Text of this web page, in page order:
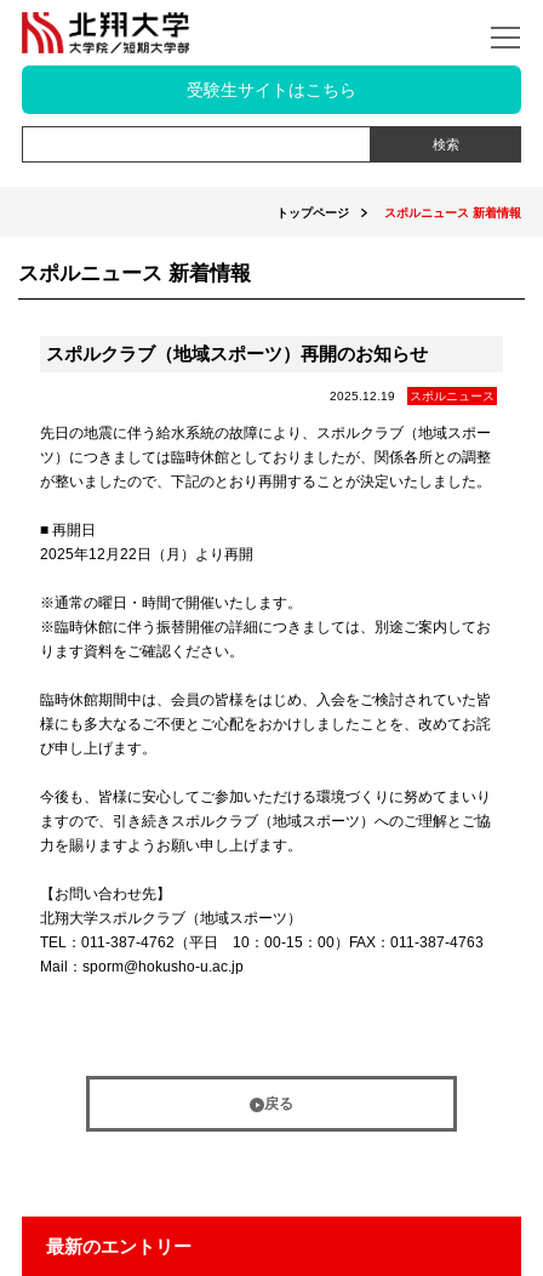
受験生サイトはこちら
トップページ スポルニュース 新着情報
最新のエントリー
スポルニュース 新着情報
スポルクラブ（地域スポーツ）再開のお知らせ
2025.12.19 スポルニュース
先日の地震に伴う給水系統の故障により、スポルクラブ（地域スポー
ツ）につきましては臨時休館としておりましたが、関係各所との調整
が整いましたので、下記のとおり再開することが決定いたしました。
■ 再開日
2025年12月22日（月）より再開
※通常の曜日・時間で開催いたします。
※臨時休館に伴う振替開催の詳細につきましては、別途ご案内してお
ります資料をご確認ください。
臨時休館期間中は、会員の皆様をはじめ、入会をご検討されていた皆
様にも多大なるご不便とご心配をおかけしましたことを、改めてお詫
び申し上げます。
今後も、皆様に安心してご参加いただける環境づくりに努めてまいり
ますので、引き続きスポルクラブ（地域スポーツ）へのご理解とご協
力を賜りますようお願い申し上げます。
【お問い合わせ先】
北翔大学スポルクラブ（地域スポーツ）
TEL：011-387-4762（平日 10：00-15：00）FAX：011-387-4763
Mail：sporm@hokusho-u.ac.jp
戻る